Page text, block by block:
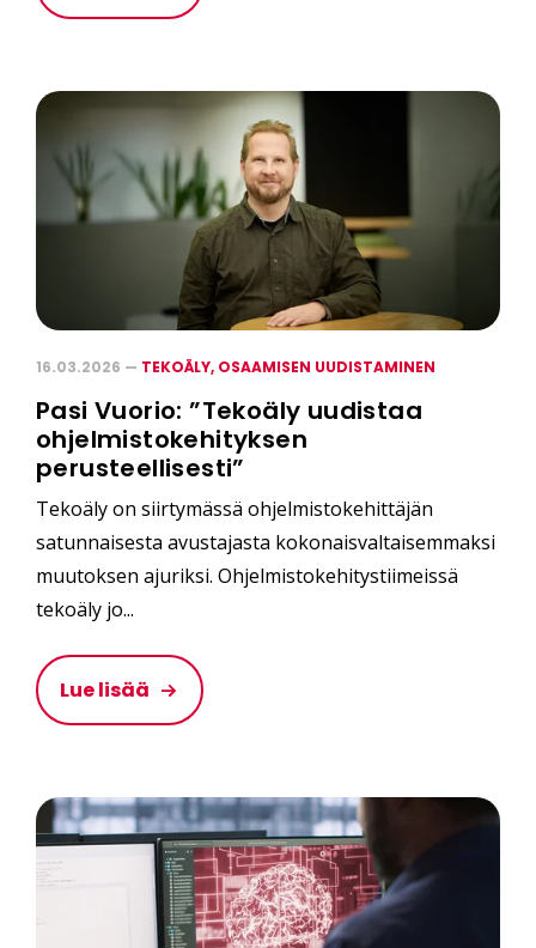
16.03.2026 — TEKOÄLY, OSAAMISEN UUDISTAMINEN
Pasi Vuorio: ”Tekoäly uudistaa
ohjelmistokehityksen
perusteellisesti”
Tekoäly on siirtymässä ohjelmistokehittäjän
satunnaisesta avustajasta kokonaisvaltaisemmaksi
muutoksen ajuriksi. Ohjelmistokehitystiimeissä
tekoäly jo...
Lue lisää